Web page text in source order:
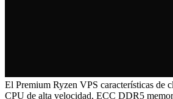
El Premium Ryzen VPS características de
CPU de alta velocidad, ECC DDR5